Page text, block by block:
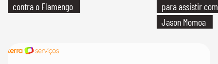
contra o Flamengo
para assistir
Jason Momoa